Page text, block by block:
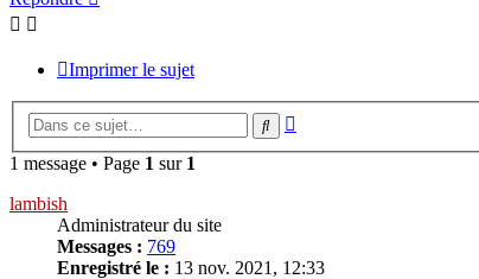
Imprimer le sujet
Rechercher
1 message • Page 1 sur 1
lambish
Administrateur du site
Messages : 769
Enregistré le : 13 nov. 2021, 12:33